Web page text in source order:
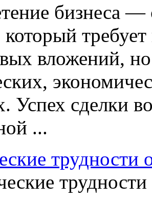
бизнеса
вложений,
Успех сделки
...
трудности